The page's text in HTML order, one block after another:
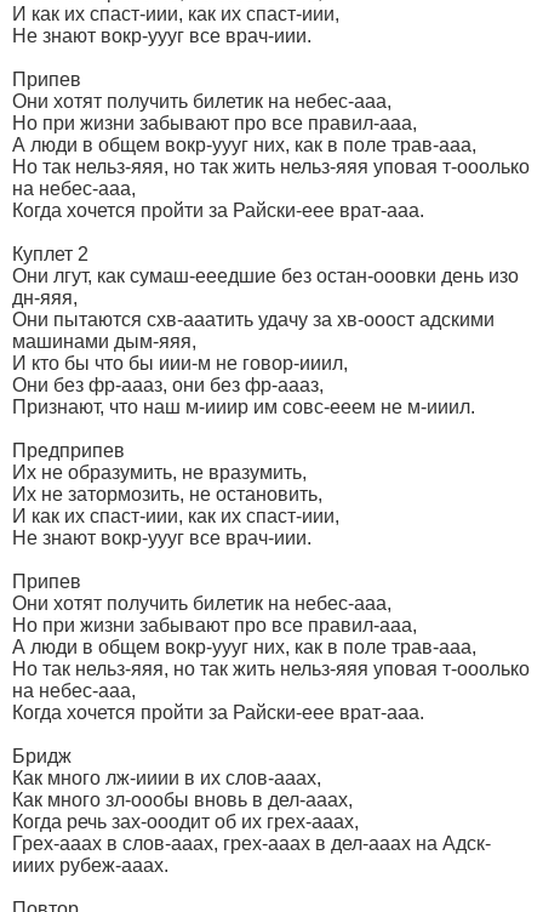
И как их спаст-иии, как их спаст-иии,
Не знают вокр-уууг все врач-иии.
Припев
Они хотят получить билетик на небес-ааа,
Но при жизни забывают про все правил-ааа,
А люди в общем вокр-уууг них, как в поле трав-ааа,
Но так нельз-яяя, но так жить нельз-яяя уповая т-ооолько
на небес-ааа,
Когда хочется пройти за Райски-еее врат-ааа.
Куплет 2
Они лгут, как сумаш-ееедшие без остан-ооовки день изо
дн-яяя,
Они пытаются схв-ааатить удачу за хв-ооост адскими
машинами дым-яяя,
И кто бы что бы иии-м не говор-ииил,
Они без фр-аааз, они без фр-аааз,
Признают, что наш м-ииир им совс-ееем не м-ииил.
Предприпев
Их не образумить, не вразумить,
Их не затормозить, не остановить,
И как их спаст-иии, как их спаст-иии,
Не знают вокр-уууг все врач-иии.
Припев
Они хотят получить билетик на небес-ааа,
Но при жизни забывают про все правил-ааа,
А люди в общем вокр-уууг них, как в поле трав-ааа,
Но так нельз-яяя, но так жить нельз-яяя уповая т-ооолько
на небес-ааа,
Когда хочется пройти за Райски-еее врат-ааа.
Бридж
Как много лж-ииии в их слов-ааах,
Как много зл-оообы вновь в дел-ааах,
Когда речь зах-ооодит об их грех-ааах,
Грех-ааах в слов-ааах, грех-ааах в дел-ааах на Адск-
ииих рубеж-ааах.